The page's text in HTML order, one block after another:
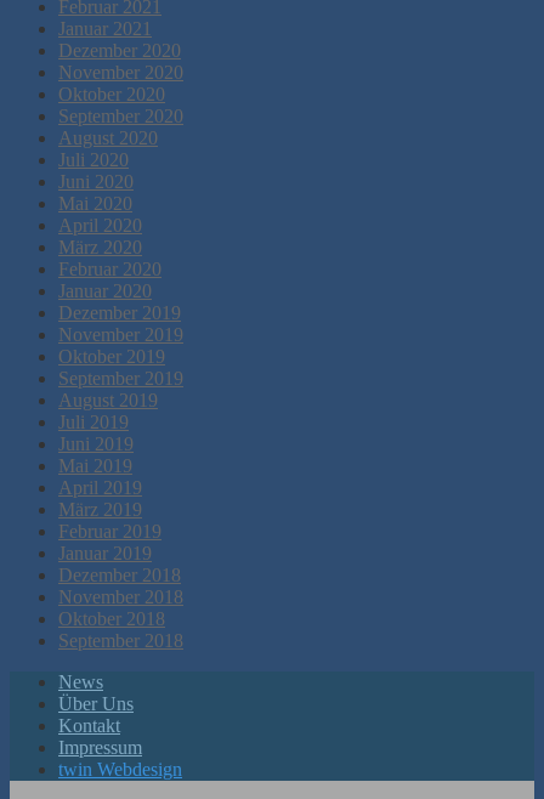
Februar 2021
Januar 2021
Dezember 2020
November 2020
Oktober 2020
September 2020
August 2020
Juli 2020
Juni 2020
Mai 2020
April 2020
März 2020
Februar 2020
Januar 2020
Dezember 2019
November 2019
Oktober 2019
September 2019
August 2019
Juli 2019
Juni 2019
Mai 2019
April 2019
März 2019
Februar 2019
Januar 2019
Dezember 2018
November 2018
Oktober 2018
September 2018
News
Über Uns
Kontakt
Impressum
twin Webdesign